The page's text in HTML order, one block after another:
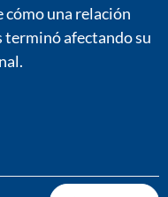
una relación
afectando su